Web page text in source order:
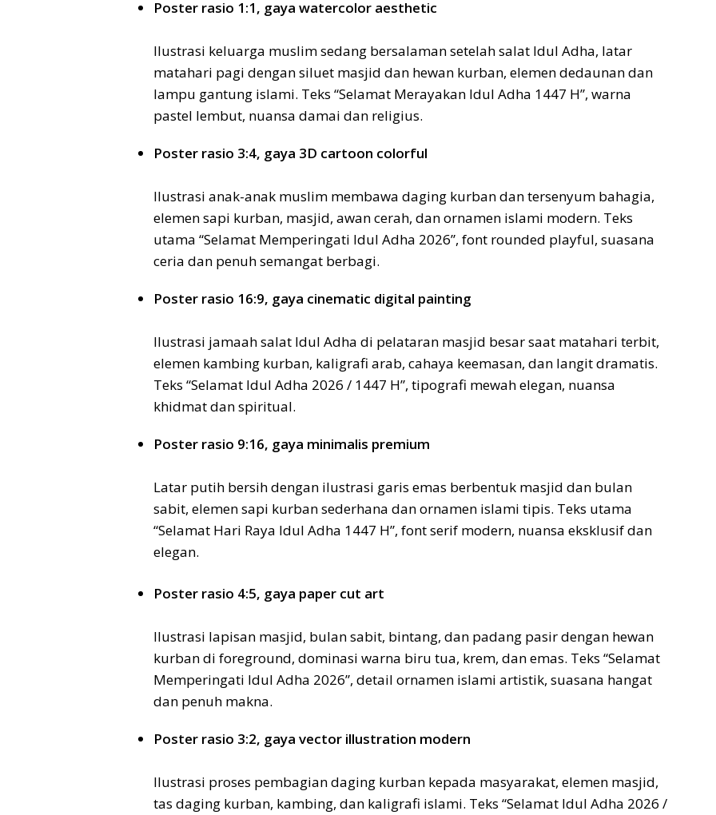
Poster rasio 1:1, gaya watercolor aesthetic
Ilustrasi keluarga muslim sedang bersalaman setelah salat Idul Adha, latar
matahari pagi dengan siluet masjid dan hewan kurban, elemen dedaunan dan
lampu gantung islami. Teks “Selamat Merayakan Idul Adha 1447 H”, warna
pastel lembut, nuansa damai dan religius.
Poster rasio 3:4, gaya 3D cartoon colorful
Ilustrasi anak-anak muslim membawa daging kurban dan tersenyum bahagia,
elemen sapi kurban, masjid, awan cerah, dan ornamen islami modern. Teks
utama “Selamat Memperingati Idul Adha 2026”, font rounded playful, suasana
ceria dan penuh semangat berbagi.
Poster rasio 16:9, gaya cinematic digital painting
Ilustrasi jamaah salat Idul Adha di pelataran masjid besar saat matahari terbit,
elemen kambing kurban, kaligrafi arab, cahaya keemasan, dan langit dramatis.
Teks “Selamat Idul Adha 2026 / 1447 H”, tipografi mewah elegan, nuansa
khidmat dan spiritual.
Poster rasio 9:16, gaya minimalis premium
Latar putih bersih dengan ilustrasi garis emas berbentuk masjid dan bulan
sabit, elemen sapi kurban sederhana dan ornamen islami tipis. Teks utama
“Selamat Hari Raya Idul Adha 1447 H”, font serif modern, nuansa eksklusif dan
elegan.
Poster rasio 4:5, gaya paper cut art
Ilustrasi lapisan masjid, bulan sabit, bintang, dan padang pasir dengan hewan
kurban di foreground, dominasi warna biru tua, krem, dan emas. Teks “Selamat
Memperingati Idul Adha 2026”, detail ornamen islami artistik, suasana hangat
dan penuh makna.
Poster rasio 3:2, gaya vector illustration modern
Ilustrasi proses pembagian daging kurban kepada masyarakat, elemen masjid,
tas daging kurban, kambing, dan kaligrafi islami. Teks “Selamat Idul Adha 2026 /